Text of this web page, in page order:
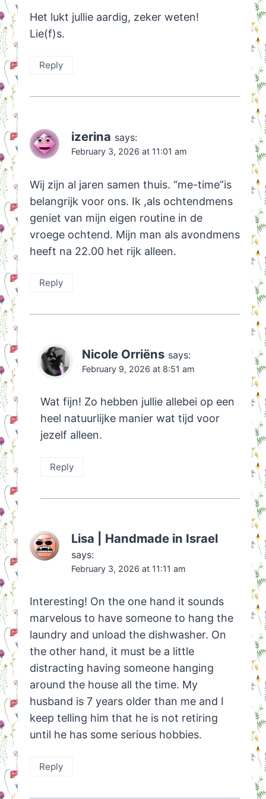
Het lukt jullie aardig, zeker weten!
Lie(f)s.
Reply
izerina says:
February 3, 2026 at 11:01 am
Wij zijn al jaren samen thuis. “me-time”is
belangrijk voor ons. Ik ,als ochtendmens
geniet van mijn eigen routine in de
vroege ochtend. Mijn man als avondmens
heeft na 22.00 het rijk alleen.
Reply
Nicole Orriëns says:
February 9, 2026 at 8:51 am
Wat fijn! Zo hebben jullie allebei op een
heel natuurlijke manier wat tijd voor
jezelf alleen.
Reply
Lisa | Handmade in Israel
says:
February 3, 2026 at 11:11 am
Interesting! On the one hand it sounds
marvelous to have someone to hang the
laundry and unload the dishwasher. On
the other hand, it must be a little
distracting having someone hanging
around the house all the time. My
husband is 7 years older than me and I
keep telling him that he is not retiring
until he has some serious hobbies.
Reply